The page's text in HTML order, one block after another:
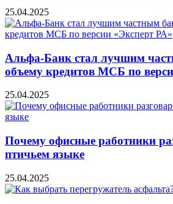
25.04.2025
Альфа-Банк стал лучшим
объему кредитов МСБ по
25.04.2025
Почему офисные работники
птичьем языке
25.04.2025